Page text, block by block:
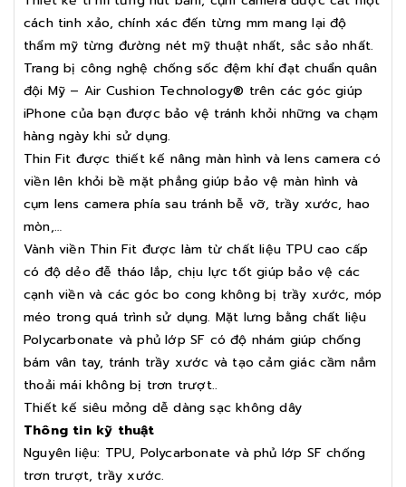
cách tinh xảo, chính xác đến từng mm mang lại độ
thẩm mỹ từng đường nét mỹ thuật nhất, sắc sảo nhất.
Trang bị công nghệ chống sốc đệm khí đạt chuẩn quân
đội Mỹ – Air Cushion Technology® trên các góc giúp
iPhone của bạn được bảo vệ tránh khỏi những va chạm
hàng ngày khi sử dụng.
Thin Fit được thiết kế nâng màn hình và lens camera có
viền lên khỏi bề mặt phẳng giúp bảo vệ màn hình và
cụm lens camera phía sau tránh bễ vỡ, trầy xước, hao
mòn,…
Vành viền Thin Fit được làm từ chất liệu TPU cao cấp
có độ dẻo đễ tháo lắp, chịu lực tốt giúp bảo vệ các
cạnh viền và các góc bo cong không bị trầy xước, móp
méo trong quá trình sử dụng. Mặt lưng bằng chất liệu
Polycarbonate và phủ lớp SF có độ nhám giúp chống
bám vân tay, tránh trầy xước và tạo cảm giác cầm nắm
thoải mái không bị trơn trượt..
Thiết kế siêu mỏng dễ dàng sạc không dây
Thông tin kỹ thuật
Nguyên liệu: TPU, Polycarbonate và phủ lớp SF chống
trơn trượt, trầy xước.